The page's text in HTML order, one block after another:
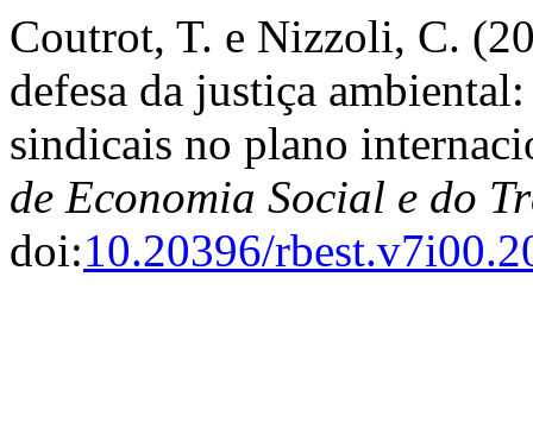
Coutrot, T. e Nizzoli, C.
defesa da justiça
sindicais no plano
de Economia Social e do
doi:10.20396/